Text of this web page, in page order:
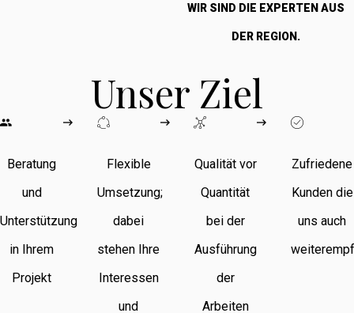
WIR SIND DIE EXPERTEN AUS
DER REGION.
Unser Ziel
Beratung
und
Unterstützung
in Ihrem
Projekt
Flexible
Umsetzung;
dabei
stehen Ihre
Interessen
und
Qualität vor
Quantität
bei der
Ausführung
der
Arbeiten
Zufriedene
Kunden die
uns auch